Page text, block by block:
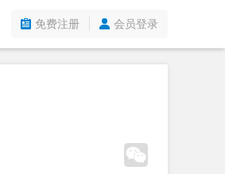
免费注册 会员登录